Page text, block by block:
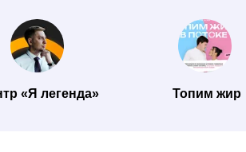
«Я легенда» Топим жир